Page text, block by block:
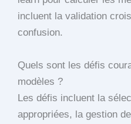
incluent la validation
confusion.
Quels sont les défis
modèles ?
Les défis incluent la
appropriées, la gestion